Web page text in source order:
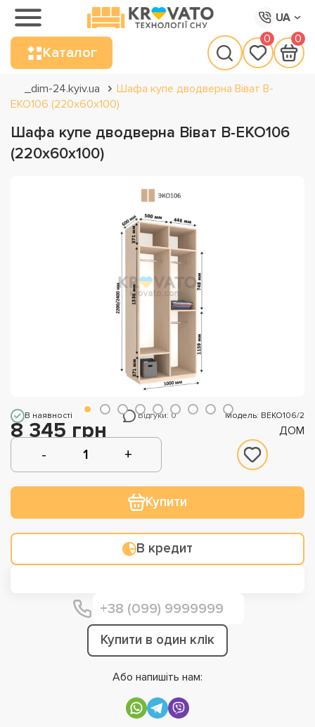
UA
Каталог
0 0
_dim-24.kyiv.ua
Шафа купе дводверна Віват В-
ЕКО106 (220х60х100)
Шафа купе дводверна Віват В-ЕКО106
(220х60х100)
В наявності Відгуки: 0 Модель: ВЕКО106/2
8 345 грн ДОМ
Купити
В кредит
Купити в один клік
Або напишіть нам: